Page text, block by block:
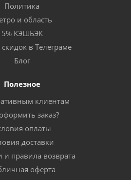
Политика
и область
5% КЭШБЭК
в Телеграме
Блог
Полезное
клиентам
заказ?
оплаты
доставки
и правила возврата
оферта